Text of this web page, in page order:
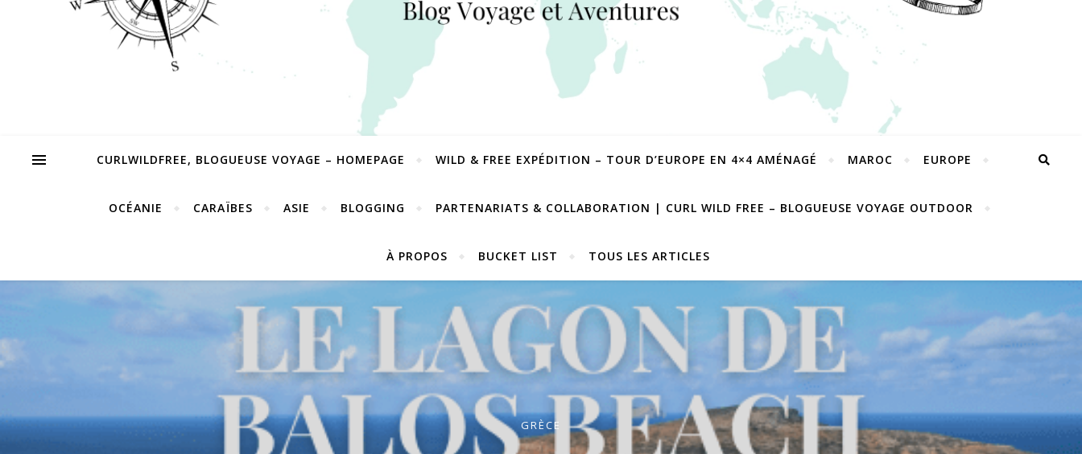
CURLWILDFREE, BLOGUEUSE VOYAGE – HOMEPAGE WILD & FREE EXPÉDITION – TOUR D’EUROPE EN 4×4 AMÉNAGÉ MAROC EUROPE
OCÉANIE CARAÏBES ASIE BLOGGING PARTENARIATS & COLLABORATION | CURL WILD FREE – BLOGUEUSE VOYAGE OUTDOOR
À PROPOS BUCKET LIST TOUS LES ARTICLES
GRÈCE
DESTINATIONS - TOUS LES ARTICLES, POLYNÉSIE FRANÇAISE
DESTINATIONS - TOUS LES ARTICLES ,MAROC